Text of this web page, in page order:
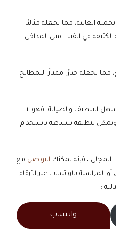
العالية، مما يجعله مثاليًا
في الفيلا، مثل المداخل
مما يجعله خيارًا ممتازًا للمطابخ
التنظيف والصيانة، فهو لا
تنظيفه ببساطة باستخدام
المجال ، فإنه يمكنك التواصل مع
المراسلة بالواتساب عبر الأرقام
:
واتساب